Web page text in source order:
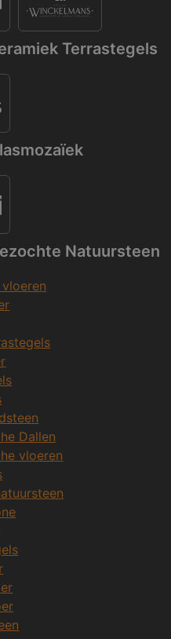
Terrastegels
Natuursteen
Dallen
vloeren